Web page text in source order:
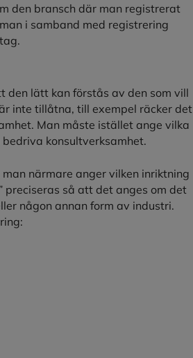
den bransch där man registrerat
i samband med registrering
den lätt kan förstås av den som vill
inte tillåtna, till exempel räcker det
Man måste istället ange vilka
konsultverksamhet.
närmare anger vilken inriktning
preciseras så att det anges om det
någon annan form av industri.